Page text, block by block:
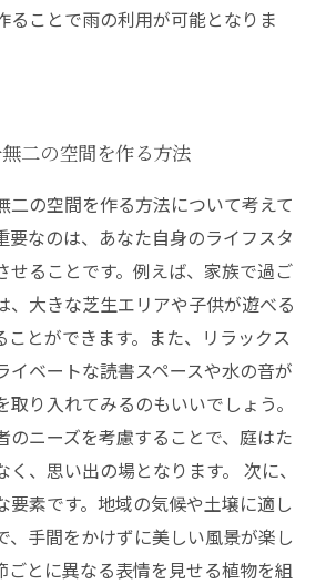
ることで雨の利用が可能となりま
二の空間を作る方法
二の空間を作る方法について考えて
要なのは、あなた自身のライフスタ
せることです。例えば、家族で過ご
、大きな芝生エリアや子供が遊べる
ことができます。また、リラックス
イベートな読書スペースや水の音が
り入れてみるのもいいでしょう。
のニーズを考慮することで、庭はた
、思い出の場となります。 次に、
要素です。地域の気候や土壌に適し
、手間をかけずに美しい風景が楽し
ごとに異なる表情を見せる植物を組